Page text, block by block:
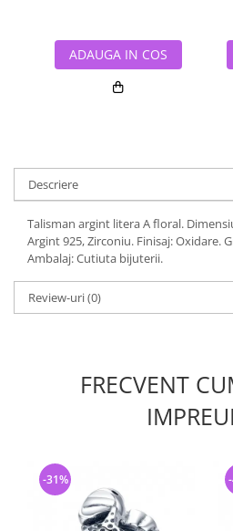
ADAUGA IN COS
Descriere
Talisman argint litera A floral.
Argint 925, Zirconiu. Finisaj: Oxidare.
Ambalaj: Cutiuta bijuterii.
Review-uri(0)
FRECVENT
-31%